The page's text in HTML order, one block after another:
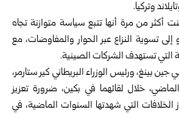
وتركيا.
أكثر من مرة أنها تتبع سياسة متوازنة تجاه
إلى تسوية النزاع عبر الحوار والمفاوضات، مع
التي تستهدف الشركات الصينية.
بينغ، ورئيس الوزراء البريطاني كير ستارمر،
خلال لقائهما في بكين، ضرورة تعزيز
الخلافات التي شهدتها السنوات الماضية، في